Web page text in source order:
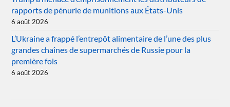
rapports de pénurie de munitions aux États-Unis
6 août 2026
L’Ukraine a frappé l’entrepôt alimentaire de l’une des plus
grandes chaînes de supermarchés de Russie pour la
première fois
6 août 2026